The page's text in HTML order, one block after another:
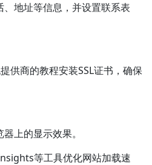
地址等信息，并设置联系表
供商的教程安装SSL证书，确保
上的显示效果。
等工具优化网站加载速